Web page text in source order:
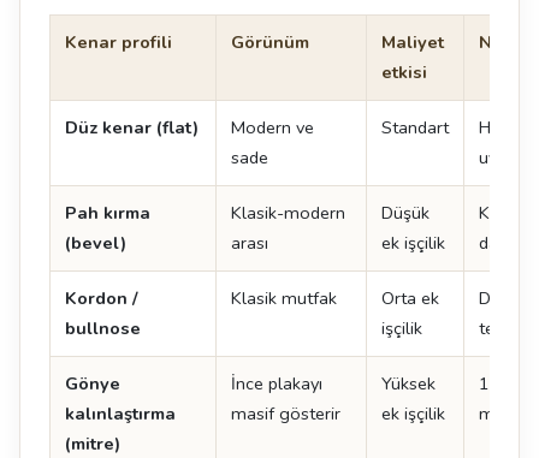
Kenar profili Görünüm
Maliyet
etkisi
Not
Düz kenar (flat)
Modern ve
sade
Standart
Her
Pah kırma
(bevel)
Klasik-modern
arası
Düşük
ek işçilik
Kenar
Kordon /
bullnose
Klasik mutfak
Orta ek
işçilik
Doğal
tercih
Gönye
kalınlaştırma
(mitre)
İnce plakayı
masif gösterir
Yüksek
ek işçilik
12
mm